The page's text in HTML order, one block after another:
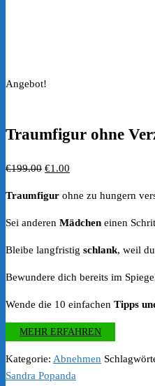
Angebot!
Traumfigur ohne
€199.00 Ursprünglicher
war:
€199.00
€1.00
ist:
€1.00.
Traumfigur ohne zu hungern
Sei anderen Mädchen einen
Bleibe langfristig schlank, weil
Bewundere dich bereits im
Wende die 10 einfachen Tipps
MEHR ERFAHREN
Kategorie: Abnehmen
Sandra Popanda